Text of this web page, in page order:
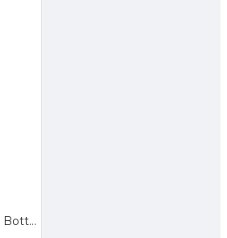
Kenmaster HX-74 Bottle Sprayer 1000 ml - Botol Spray 1000ml